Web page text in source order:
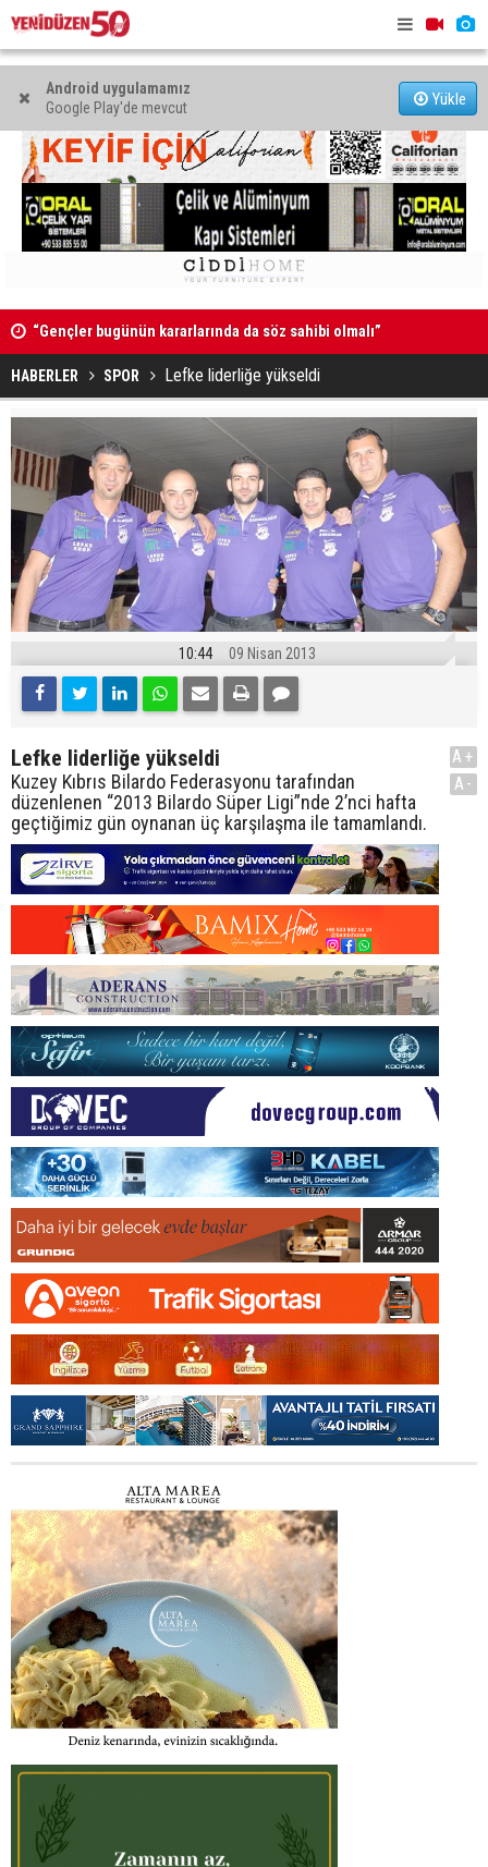
Android uygulamamız
Google Play'de mevcut
Yükle
“Gençler bugünün kararlarında da söz sahibi olmalı”
HABERLER SPOR Lefke liderliğe yükseldi
10:44 09 Nisan 2013
Lefke liderliğe yükseldi
Kuzey Kıbrıs Bilardo Federasyonu tarafından
düzenlenen “2013 Bilardo Süper Ligi”nde 2’nci hafta
geçtiğimiz gün oynanan üç karşılaşma ile tamamlandı.
A+
A-